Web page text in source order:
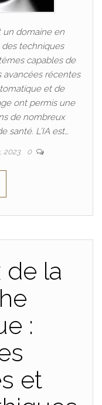
un domaine en
techniques
capables de
avancées récentes
et de
ont permis une
de nombreux
santé. L’IA est…
2023 0
de la
:
et